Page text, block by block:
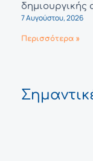
7 Αυγούστου, 2026
Περισσότερα »